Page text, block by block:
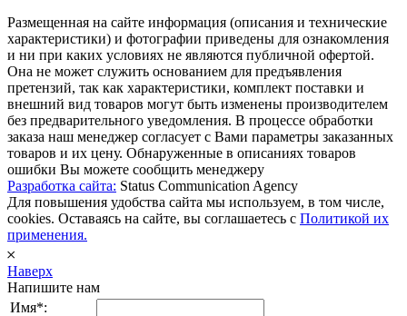
Размещенная на сайте информация (описания и технические
характеристики) и фотографии приведены для ознакомления
и ни при каких условиях не являются публичной офертой.
Она не может служить основанием для предъявления
претензий, так как характеристики, комплект поставки и
внешний вид товаров могут быть изменены производителем
без предварительного уведомления. В процессе обработки
заказа наш менеджер согласует с Вами параметры заказанных
товаров и их цену. Обнаруженные в описаниях товаров
ошибки Вы можете сообщить менеджеру
Разработка сайта: Status Communication Agency
Для повышения удобства сайта мы используем, в том числе,
cookies. Оставаясь на сайте, вы соглашаетесь с Политикой их
применения.
𐄂
Наверх
Напишите нам
Имя*: